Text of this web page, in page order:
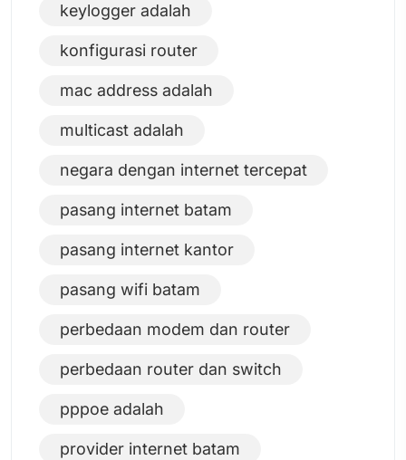
keylogger adalah
konfigurasi router
mac address adalah
multicast adalah
negara dengan internet tercepat
pasang internet batam
pasang internet kantor
pasang wifi batam
perbedaan modem dan router
perbedaan router dan switch
pppoe adalah
provider internet batam